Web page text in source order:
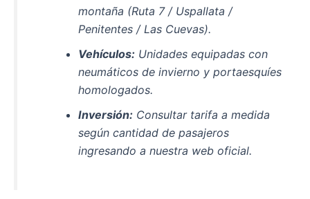
montaña (Ruta 7 / Uspallata /
Penitentes / Las Cuevas).
Vehículos: Unidades equipadas con
neumáticos de invierno y portaesquíes
homologados.
Inversión: Consultar tarifa a medida
según cantidad de pasajeros
ingresando a nuestra web oficial.